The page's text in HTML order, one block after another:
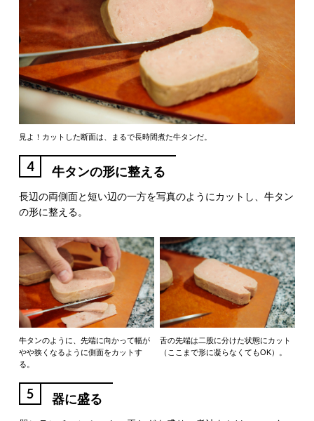
見よ！カットした断面は、まるで長時間煮た牛タンだ。
4 牛タンの形に整える
長辺の両側面と短い辺の一方を写真のようにカットし、牛タン
の形に整える。
牛タンのように、先端に向かって幅が
やや狭くなるように側面をカットす
る。
舌の先端は二股に分けた状態にカット
（ここまで形に凝らなくてもOK）。
5 器に盛る